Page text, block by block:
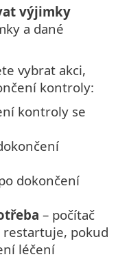
výjimky
a dané
vybrat akci,
kontroly:
kontroly se
dokončení
– počítač
pokud
léčení